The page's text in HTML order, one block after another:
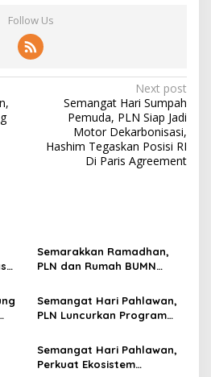
Follow Us
Next post
Semangat Hari Sumpah
Pemuda, PLN Siap Jadi
Motor Dekarbonisasi,
Hashim Tegaskan Posisi RI
Di Paris Agreement
Semarakkan Ramadhan,
PLN dan Rumah BUMN
Kampoeng Ramadhan
Libatkan UMKM Lokal
Semangat Hari Pahlawan,
PLN Luncurkan Program
50% Tambah Daya
Semangat Hari Pahlawan,
Perkuat Ekosistem